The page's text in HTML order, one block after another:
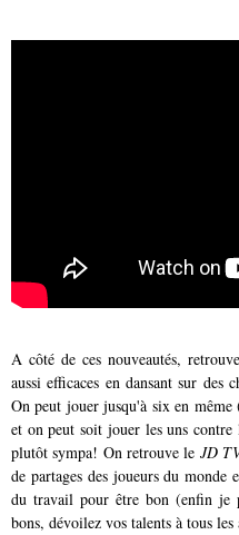
A côté de ces nouveautés,
aussi efficaces en dansant sur des
On peut jouer jusqu'à six en
et on peut soit jouer les uns
plutôt sympa! On retrouve le JD
de partages des joueurs du
du travail pour être bon (enfin
bons, dévoilez vos talents à tous les